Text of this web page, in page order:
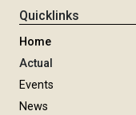
Quicklinks
Home
Actual
Events
News